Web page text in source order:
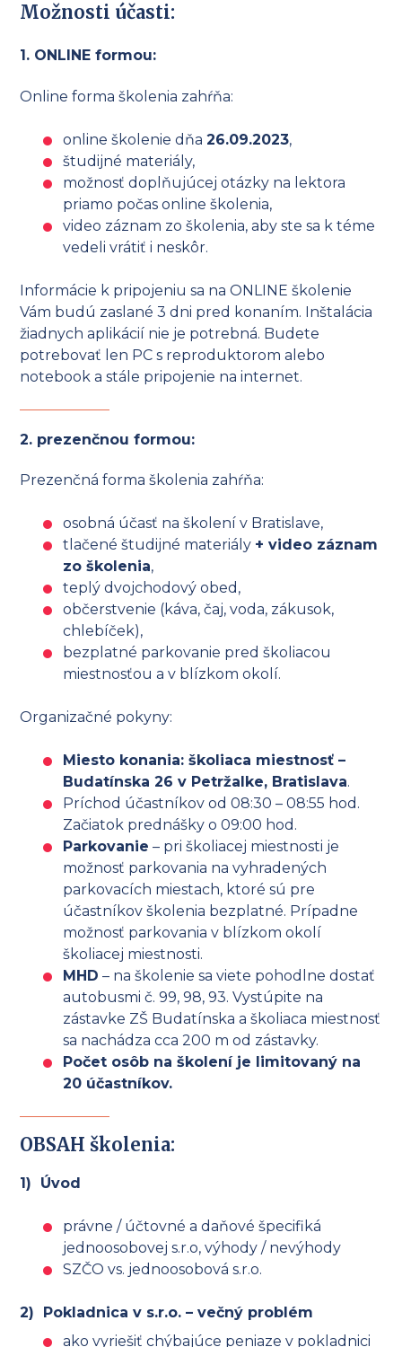
Možnosti účasti:
1. ONLINE formou:
Online forma školenia zahŕňa:
online školenie dňa26.09.2023,
študijné materiály,
možnosť doplňujúcej otázky na lektora
priamo počas online školenia,
video záznam zo školenia, aby ste sa k téme
vedeli vrátiť i neskôr.
Informácie k pripojeniu sa na ONLINE školenie
Vám budú zaslané 3 dni pred konaním. Inštalácia
žiadnych aplikácií nie je potrebná. Budete
potrebovať len PC s reproduktorom alebo
notebook a stále pripojenie na internet.
2. prezenčnou formou:
Prezenčná forma školenia zahŕňa:
osobná účasť na školení v Bratislave,
tlačené študijné materiály + video záznam
zo školenia,
teplý dvojchodový obed,
občerstvenie (káva, čaj, voda, zákusok,
chlebíček),
bezplatné parkovanie pred školiacou
miestnosťou a v blízkom okolí.
Organizačné pokyny:
Miesto konania: školiaca miestnosť –
Budatínska 26 v Petržalke, Bratislava.
Príchod účastníkov od 08:30 – 08:55 hod.
Začiatok prednášky o 09:00 hod.
Parkovanie – pri školiacej miestnosti je
možnosť parkovania na vyhradených
parkovacích miestach, ktoré sú pre
účastníkov školenia bezplatné. Prípadne
možnosť parkovania v blízkom okolí
školiacej miestnosti.
MHD – na školenie sa viete pohodlne dostať
autobusmi č. 99, 98, 93. Vystúpite na
zástavke ZŠ Budatínska a školiaca miestnosť
sa nachádza cca 200 m od zástavky.
Počet osôb na školení je limitovaný na
20 účastníkov.
OBSAH školenia:
1) Úvod
právne / účtovné a daňové špecifiká
jednoosobovej s.r.o, výhody / nevýhody
SZČO vs. jednoosobová s.r.o.
2) Pokladnica v s.r.o. – večný problém
ako vyriešiť chýbajúce peniaze v pokladnici